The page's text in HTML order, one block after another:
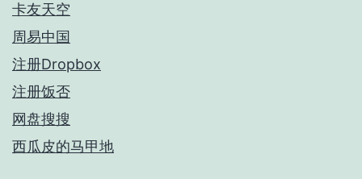
卡友天空
周易中国
注册Dropbox
注册饭否
网盘搜搜
西瓜皮的马甲地